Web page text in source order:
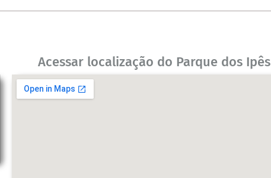
Acessar localização do Parque dos Ipês